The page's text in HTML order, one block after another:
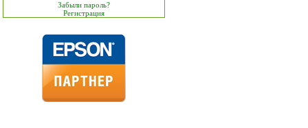
Забыли пароль?
Регистрация